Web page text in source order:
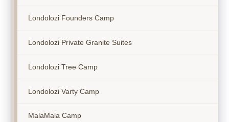
Londolozi Founders Camp
Londolozi Private Granite Suites
Londolozi Tree Camp
Londolozi Varty Camp
MalaMala Camp